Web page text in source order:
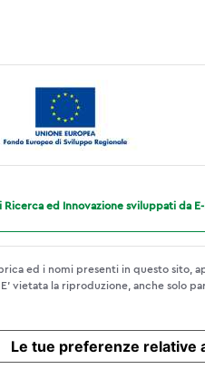
ed Innovazione sviluppati da
ed i nomi presenti in questo sito,
vietata la riproduzione, anche solo
Le tue preferenze relative